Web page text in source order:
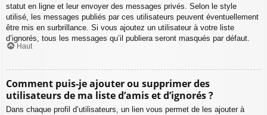
statut en ligne et leur envoyer des messages privés. Selon le style
utilisé, les messages publiés par ces utilisateurs peuvent éventuellement
être mis en surbrillance. Si vous ajoutez un utilisateur à votre liste
d’ignorés, tous les messages qu’il publiera seront masqués par défaut.
Haut
Comment puis-je ajouter ou supprimer des
utilisateurs de ma liste d’amis et d’ignorés ?
Dans chaque profil d’utilisateurs, un lien vous permet de les ajouter à